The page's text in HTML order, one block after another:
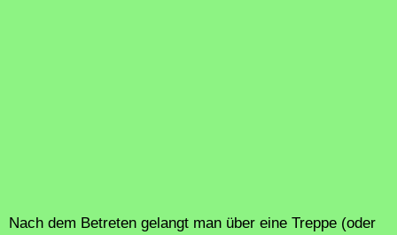
Nach dem Betreten gelangt man über eine Treppe (oder